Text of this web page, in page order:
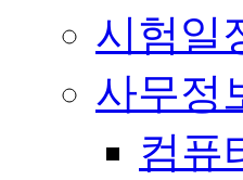
시험일
사무정
컴퓨